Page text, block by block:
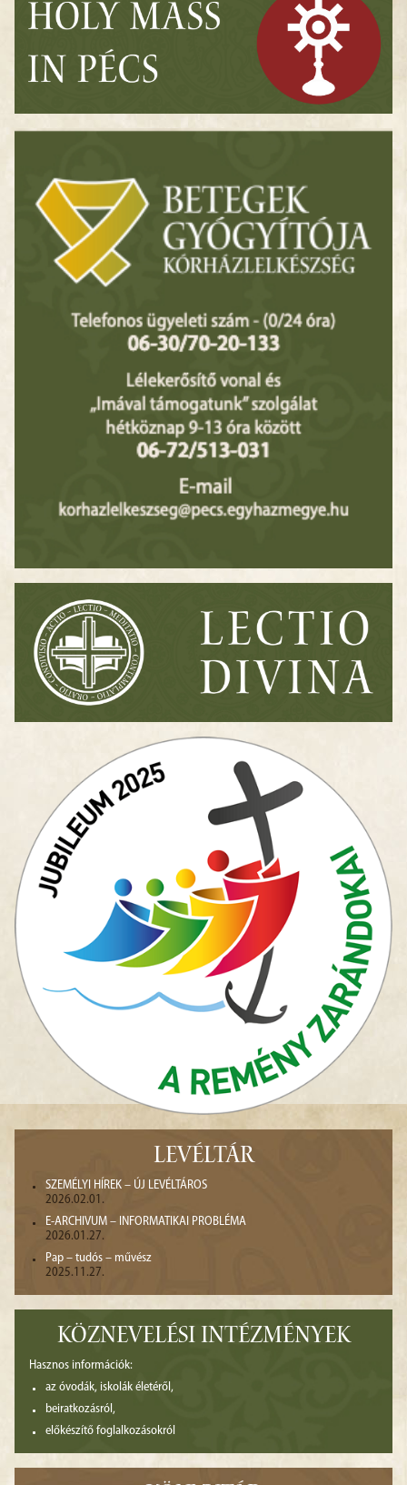
LEVÉLTÁR
SZEMÉLYI HÍREK – ÚJ LEVÉLTÁROS
2026.02.01.
E-ARCHIVUM – INFORMATIKAI PROBLÉMA
2026.01.27.
Pap – tudós – művész
2025.11.27.
KÖZNEVELÉSI INTÉZMÉNYEK
Hasznos információk:
az óvodák, iskolák életéről,
beiratkozásról,
előkészítő foglalkozásokról